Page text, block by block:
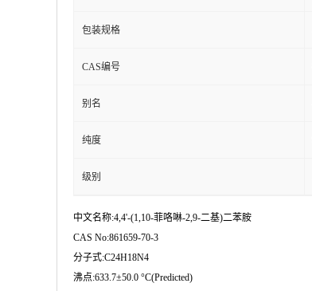
包装规格
CAS编号
别名
纯度
级别
中文名称:4,4'-(1,10-菲咯啉-2,9-二基)二苯胺
CAS No:861659-70-3
分子式:C24H18N4
沸点:633.7±50.0 °C(Predicted)